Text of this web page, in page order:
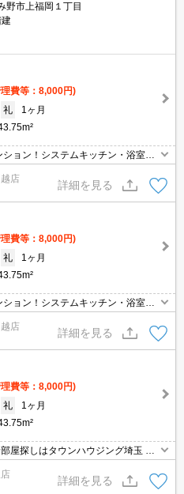
野市上福岡１丁目
費等：8,000円)
礼
1ヶ月
ョン！システムキッチン・浴室乾
設備！
店
詳細を見る
費等：8,000円)
礼
1ヶ月
ョン！システムキッチン・浴室乾
設備！
店
詳細を見る
費等：8,000円)
礼
1ヶ月
屋探しはタウンハウジング埼玉 所
詳細を見る